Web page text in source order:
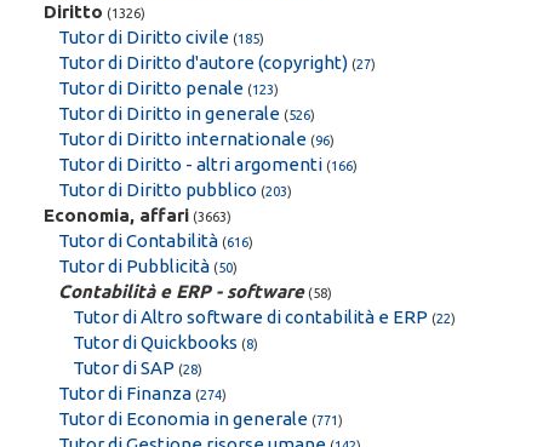
Diritto (1326)
Tutor di Diritto civile (185)
Tutor di Diritto d'autore (copyright) (27)
Tutor di Diritto penale (123)
Tutor di Diritto in generale (526)
Tutor di Diritto internationale (96)
Tutor di Diritto - altri argomenti (166)
Tutor di Diritto pubblico (203)
Economia, affari (3663)
Tutor di Contabilità (616)
Tutor di Pubblicità (50)
Contabilità e ERP - software (58)
Tutor di Altro software di contabilità e ERP (22)
Tutor di Quickbooks (8)
Tutor di SAP (28)
Tutor di Finanza (274)
Tutor di Economia in generale (771)